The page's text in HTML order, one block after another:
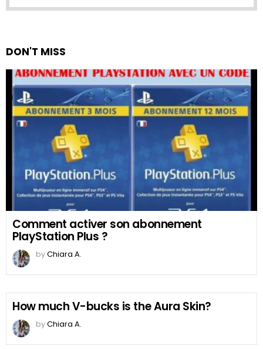
DON'T MISS
Comment activer son abonnement
PlayStation Plus ?
byChiara A.
How much V-bucks is the Aura Skin?
byChiara A.